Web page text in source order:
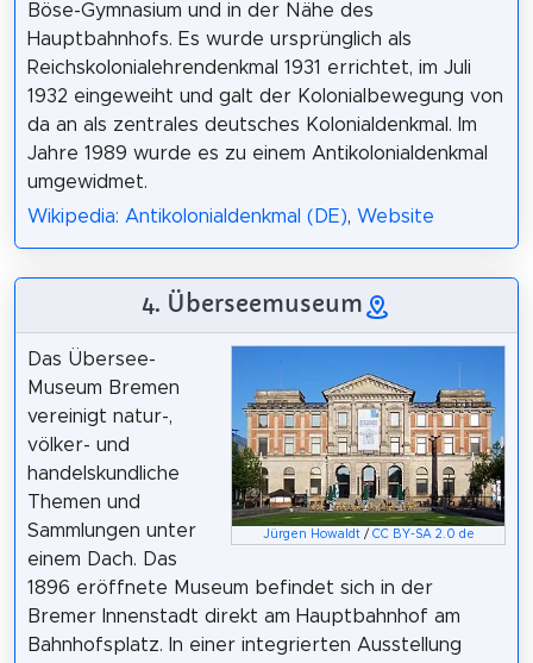
Böse-Gymnasium und in der Nähe des
Hauptbahnhofs. Es wurde ursprünglich als
Reichskolonialehrendenkmal 1931 errichtet, im Juli
1932 eingeweiht und galt der Kolonialbewegung von
da an als zentrales deutsches Kolonialdenkmal. Im
Jahre 1989 wurde es zu einem Antikolonialdenkmal
umgewidmet.
Wikipedia: Antikolonialdenkmal (DE), Website
4. Überseemuseum
Jürgen Howaldt/ CC BY-SA 2.0 de
Das Übersee-
Museum Bremen
vereinigt natur-,
völker- und
handelskundliche
Themen und
Sammlungen unter
einem Dach. Das
1896 eröffnete Museum befindet sich in der
Bremer Innenstadt direkt am Hauptbahnhof am
Bahnhofsplatz. In einer integrierten Ausstellung